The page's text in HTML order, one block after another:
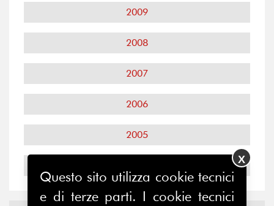
2009
2008
2007
2006
2005
Questo sito utilizza cookie tecnici
e di terze parti. I cookie tecnici
X